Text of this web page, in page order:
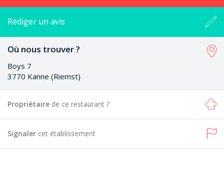
Rédiger un avis
Où nous trouver ?
Boys 7
3770 Kanne (Riemst)
Propriétaire de ce restaurant ?
Signaler cet établissement